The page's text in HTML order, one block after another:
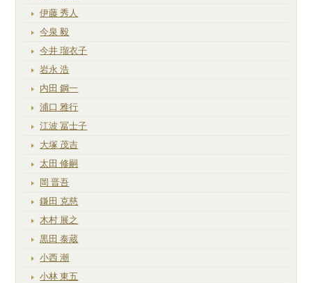
伊藤 秀人
今泉 毅
今井 瑠衣子
岩永 浩
内田 鋼一
浦口 雅行
江波 冨士子
大塚 茂吉
太田 修嗣
岡 晋吾
鎌田 克慈
木村 展之
黒田 泰蔵
小西 潮
小林 東五